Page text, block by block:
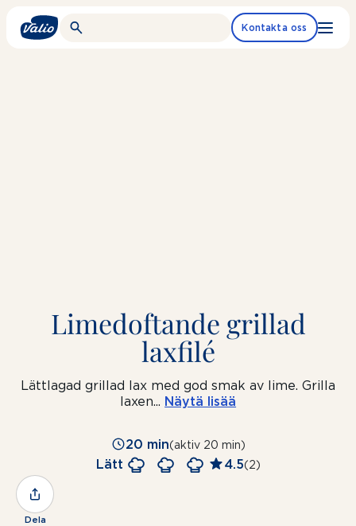
Kontakta oss
Limedoftande grillad
laxfilé
Lättlagad grillad lax med god smak av lime. Grilla
laxen... Näytä lisää
20 min(aktiv 20 min)
Lätt 4.5(2)
Dela